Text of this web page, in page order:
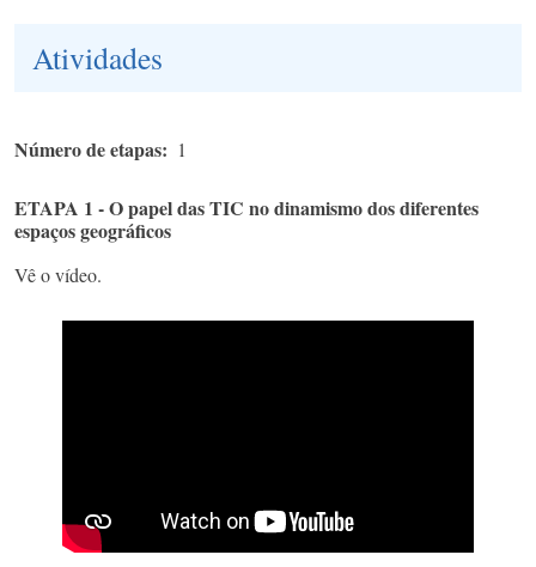
Atividades
Número de etapas 1
ETAPA 1 - O papel das TIC no dinamismo dos diferentes
espaços geográficos
Vê o vídeo.